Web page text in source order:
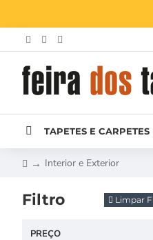
TAPETES E CARPETES
Interior e Exterior
Filtro Limpar
PREÇO